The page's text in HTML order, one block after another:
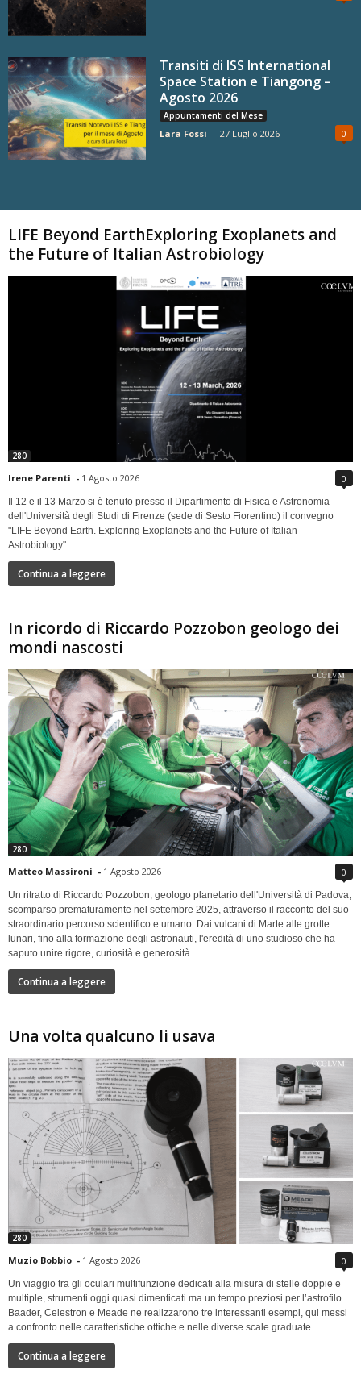
Transiti di ISS International
Space Station e Tiangong –
Agosto 2026
Appuntamenti del Mese
Lara Fossi - 27 Luglio 2026 0
LIFE Beyond EarthExploring Exoplanets and
the Future of Italian Astrobiology
280
Irene Parenti - 1 Agosto 2026 0
Il 12 e il 13 Marzo si è tenuto presso il Dipartimento di Fisica e Astronomia
dell'Università degli Studi di Firenze (sede di Sesto Fiorentino) il convegno
"LIFE Beyond Earth. Exploring Exoplanets and the Future of Italian
Astrobiology"
Continua a leggere
In ricordo di Riccardo Pozzobon geologo dei
mondi nascosti
280
Matteo Massironi - 1 Agosto 2026 0
Un ritratto di Riccardo Pozzobon, geologo planetario dell'Università di Padova,
scomparso prematuramente nel settembre 2025, attraverso il racconto del suo
straordinario percorso scientifico e umano. Dai vulcani di Marte alle grotte
lunari, fino alla formazione degli astronauti, l'eredità di uno studioso che ha
saputo unire rigore, curiosità e generosità
Continua a leggere
Una volta qualcuno li usava
280
Muzio Bobbio - 1 Agosto 2026 0
Un viaggio tra gli oculari multifunzione dedicati alla misura di stelle doppie e
multiple, strumenti oggi quasi dimenticati ma un tempo preziosi per l’astrofilo.
Baader, Celestron e Meade ne realizzarono tre interessanti esempi, qui messi
a confronto nelle caratteristiche ottiche e nelle diverse scale graduate.
Continua a leggere